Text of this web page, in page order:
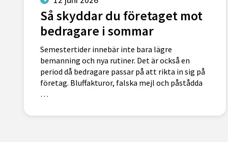
Så skyddar du företaget mot
bedragare i sommar
Semestertider innebär inte bara lägre
bemanning och nya rutiner. Det är också en
period då bedragare passar på att rikta in sig på
företag. Bluffakturor, falska mejl och påstådda
…